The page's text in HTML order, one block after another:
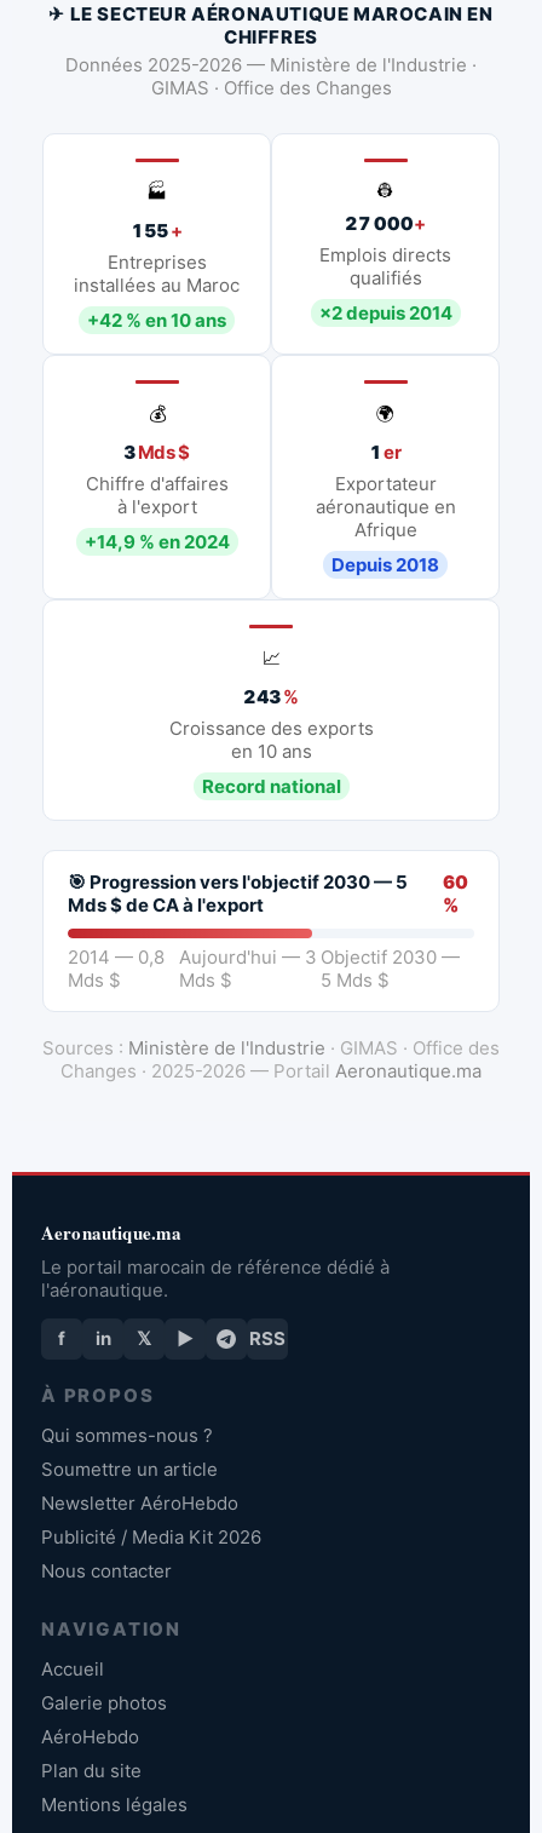
✈ LE SECTEUR AÉRONAUTIQUE MAROCAIN EN
CHIFFRES
Données 2025-2026 — Ministère de l'Industrie ·
GIMAS · Office des Changes
🏭
155+
Entreprises
installées au Maroc
+42 % en 10 ans
👷
27 000+
Emplois directs
qualifiés
×2 depuis 2014
💰
3Mds $
Chiffre d'affaires
à l'export
+14,9 % en 2024
🌍
1 er
Exportateur
aéronautique en
Afrique
Depuis 2018
📈
243%
Croissance des exports
en 10 ans
Record national
🎯 Progression vers l'objectif 2030 — 5
Mds $ de CA à l'export
60
%
2014 — 0,8
Mds $
Aujourd'hui — 3
Mds $
Objectif 2030 —
5 Mds $
Sources : Ministère de l'Industrie · GIMAS · Office des
Changes · 2025-2026 — Portail Aeronautique.ma
Aeronautique.ma
Le portail marocain de référence dédié à
l'aéronautique.
f in 𝕏 ▶ RSS
À PROPOS
Qui sommes-nous ?
Soumettre un article
Newsletter AéroHebdo
Publicité / Media Kit 2026
Nous contacter
NAVIGATION
Accueil
Galerie photos
AéroHebdo
Plan du site
Mentions légales